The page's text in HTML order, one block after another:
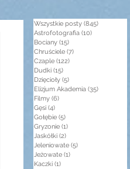
Wszystkie posty (845)
Astrofotografia (10)
Bociany (15)
Chruściele (7)
Czaple (122)
Dudki (15)
Dzięcioły (5)
Elizjum Akademia (35)
Filmy (6)
Gęsi (4)
Gołębie (5)
Gryzonie (1)
Jaskółki (2)
Jeleniowate (5)
Jeżowate (1)
Kaczki (1)